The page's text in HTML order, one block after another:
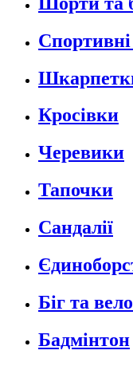
Кросівки
Черевики
Тапочки
Сандалії
Біг та
Бадмінтон